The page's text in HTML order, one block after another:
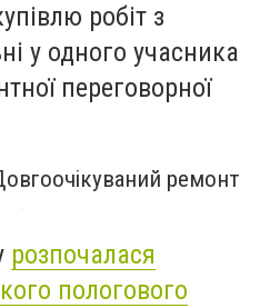
робіт з
у одного учасника
переговорної
ремонт
розпочалася
пологового